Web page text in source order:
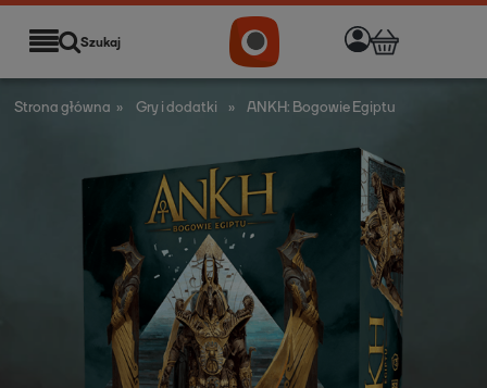
Szukaj
Strona główna » Gry i dodatki » ANKH: Bogowie Egiptu